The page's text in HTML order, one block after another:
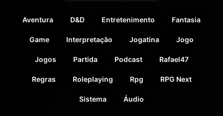
Aventura D&D Entretenimento Fantasia
Game Interpretação Jogatina Jogo
Jogos Partida Podcast Rafael47
Regras Roleplaying Rpg RPG Next
Sistema Áudio